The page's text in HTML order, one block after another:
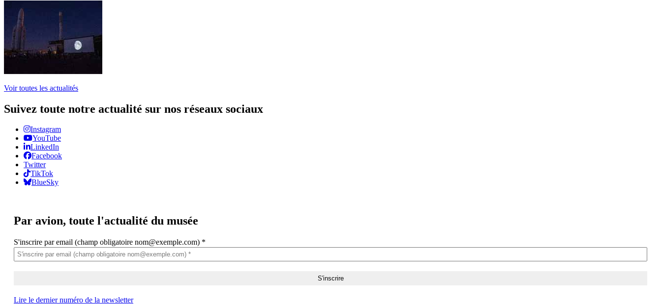
Voir toutes les actualités
Suivez toute notre actualité sur nos réseaux sociaux
Instagram
YouTube
LinkedIn
Facebook
Twitter
TikTok
BlueSky
Par avion, toute l'actualité du musée
S'inscrire par email (champ obligatoire nom@exemple.com) *
Lire le dernier numéro de la newsletter